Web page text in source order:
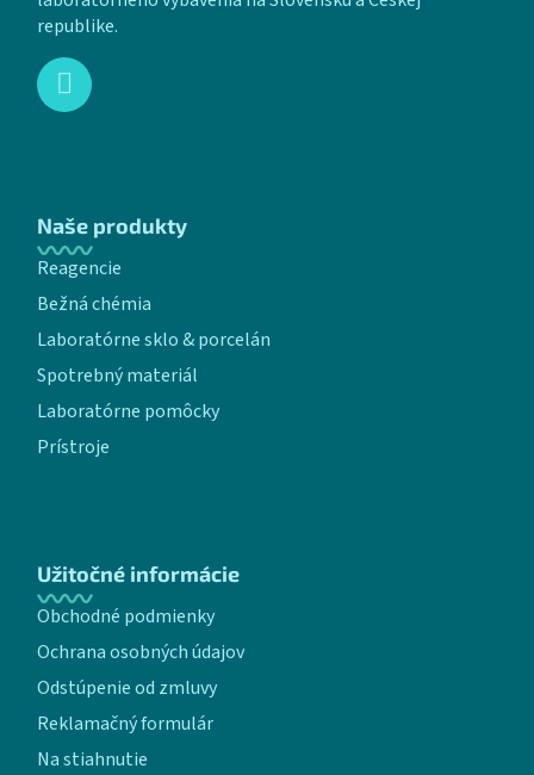
republike.
Naše produkty
Reagencie
Bežná chémia
Laboratórne sklo & porcelán
Spotrebný materiál
Laboratórne pomôcky
Prístroje
Užitočné informácie
Obchodné podmienky
Ochrana osobných údajov
Odstúpenie od zmluvy
Reklamačný formulár
Na stiahnutie